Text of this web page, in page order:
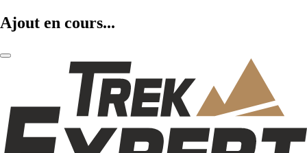
Ajout en cours...